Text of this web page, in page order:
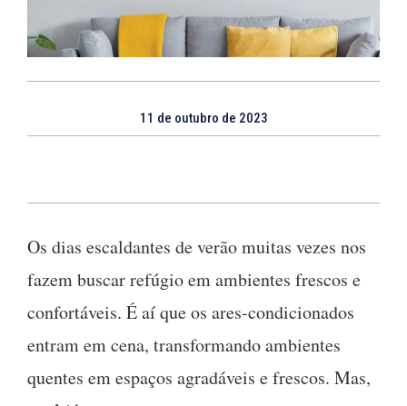
11 de outubro de 2023
Os dias escaldantes de verão muitas vezes nos
fazem buscar refúgio em ambientes frescos e
confortáveis. É aí que os ares-condicionados
entram em cena, transformando ambientes
quentes em espaços agradáveis e frescos. Mas,